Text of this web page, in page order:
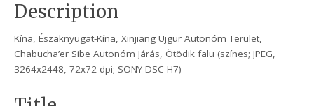
Description
Kína, Északnyugat-Kína, Xinjiang Ujgur Autonóm Terület,
Chabucha’er Sibe Autonóm Járás, Ötödik falu (színes; JPEG,
3264x2448, 72x72 dpi; SONY DSC-H7)